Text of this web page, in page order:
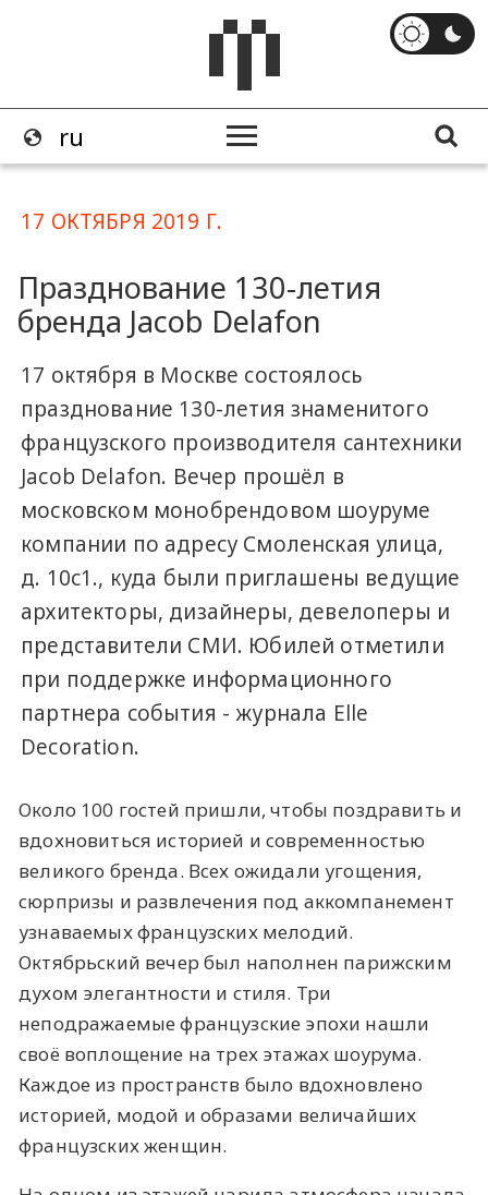
17 ОКТЯБРЯ 2019 Г.
Празднование 130-летия
бренда Jacob Delafon
17 октября в Москве состоялось
празднование 130-летия знаменитого
французского производителя сантехники
Jacob Delafon. Вечер прошёл в
московском монобрендовом шоуруме
компании по адресу Смоленская улица,
д. 10с1., куда были приглашены ведущие
архитекторы, дизайнеры, девелоперы и
представители СМИ. Юбилей отметили
при поддержке информационного
партнера события - журнала Elle
Decoration.
Около 100 гостей пришли, чтобы поздравить и
вдохновиться историей и современностью
великого бренда. Всех ожидали угощения,
сюрпризы и развлечения под аккомпанемент
узнаваемых французских мелодий.
Октябрьский вечер был наполнен парижским
духом элегантности и стиля. Три
неподражаемые французские эпохи нашли
своё воплощение на трех этажах шоурума.
Каждое из пространств было вдохновлено
историей, модой и образами величайших
французских женщин.